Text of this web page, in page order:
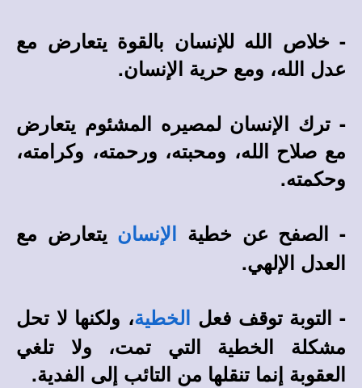
- خلاص الله للإنسان بالقوة يتعارض مع
عدل الله، ومع حرية الإنسان.
- ترك الإنسان لمصيره المشئوم يتعارض
مع صلاح الله، ومحبته، ورحمته، وكرامته،
وحكمته.
- الصفح عن خطية
الإنسان يتعارض مع
العدل الإلهي.
- التوبة توقف فعل
الخطية، ولكنها لا تحل
مشكلة الخطية التي تمت، ولا تلغي
العقوبة إنما تنقلها من التائب إلى الفدية.